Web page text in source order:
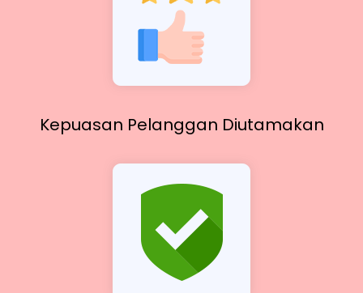
Kepuasan Pelanggan Diutamakan